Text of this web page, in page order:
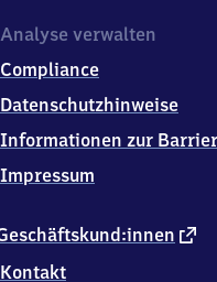
5
7
7
Kontakt
Analyse verwalten
Compliance
Datenschutzhinweise
Informationen zur
Impressum